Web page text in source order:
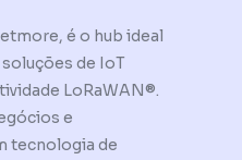
é o hub ideal
de IoT
LoRaWAN®.
e
tecnologia de